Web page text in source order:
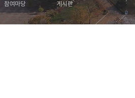
참여마당 게시판